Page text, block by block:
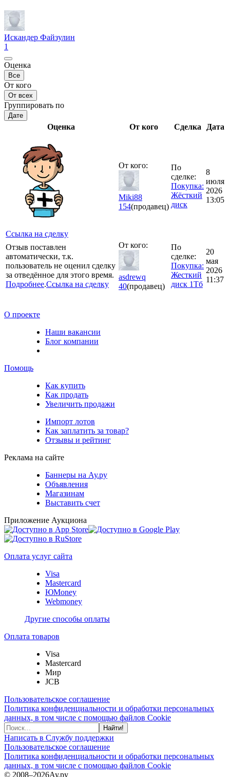
Искандер Файзулин
1
Оценка
Все
От кого
От всех
Группировать по
Дате
Оценка От кого Сделка Дата
Ссылка на сделку
От кого:
Miki88
154(продавец)
По
сделке:
Покупка:
Жёсткий
диск
8
июля
2026
13:05
Отзыв поставлен
автоматически, т.к.
пользователь не оценил сделку
за отведённое для этого время.
Подробнее.Ссылка на сделку
От кого:
asdrewq
40(продавец)
По
сделке:
Покупка:
Жесткий
диск 1Тб
20
мая
2026
11:37
О проекте
Наши вакансии
Блог компании
Помощь
Как купить
Как продать
Увеличить продажи
Импорт лотов
Как заплатить за товар?
Отзывы и рейтинг
Реклама на сайте
Баннеры на Ау.ру
Объявления
Магазинам
Выставить счет
Приложение Аукциона
Оплата услуг сайта
Visa
Mastercard
ЮMoney
Webmoney
Другие способы оплаты
Оплата товаров
Visa
Mastercard
Мир
JCB
Пользовательское соглашение
Политика конфиденциальности и обработки персональных
данных, в том числе с помощью файлов Cookie
Найти!
Написать в Службу поддержки
Пользовательское соглашение
Политика конфиденциальности и обработки персональных
данных, в том числе с помощью файлов Cookie
© 2008–2026Ау.ру